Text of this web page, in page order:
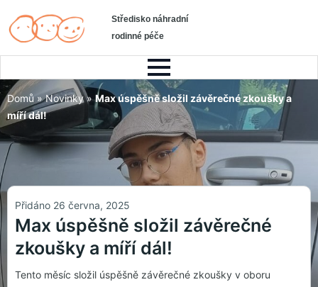
Středisko náhradní
rodinné péče
Domů » Novinky » Max úspěšně složil závěrečné zkoušky a
míří dál!
Přidáno 26 června, 2025
Max úspěšně složil závěrečné
zkoušky a míří dál!
Tento měsíc složil úspěšně závěrečné zkoušky v oboru